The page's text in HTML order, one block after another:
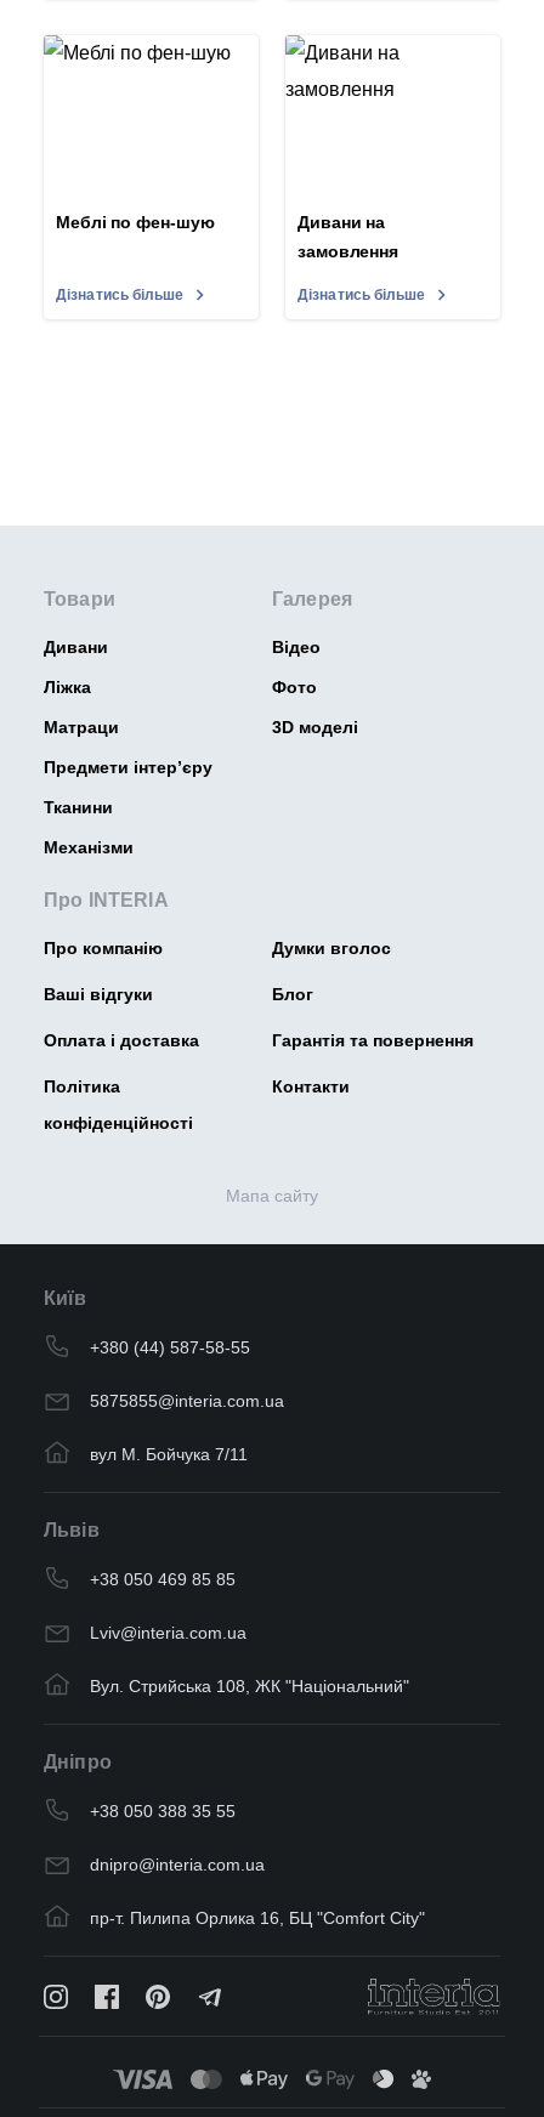
Меблі по фен-шую
Дізнатись більше
Дивани на
замовлення
Дізнатись більше
Товари
Дивани
Ліжка
Матраци
Предмети інтер’єру
Тканини
Механізми
Про INTERIA
Про компанію Думки вголос
Ваші відгуки Блог
Оплата і доставка Гарантія та повернення
Політика
конфіденційності
Контакти
Галерея
Відео
Фото
3D моделі
Мапа сайту
Київ
+380 (44) 587-58-55
5875855@interia.com.ua
вул М. Бойчука 7/11
Львів
+38 050 469 85 85
Lviv@interia.com.ua
Вул. Стрийська 108, ЖК "Національний"
Дніпро
+38 050 388 35 55
dnipro@interia.com.ua
пр-т. Пилипа Орлика 16, БЦ "Comfort City"